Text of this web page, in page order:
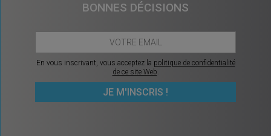
BONNES DÉCISIONS
En vous inscrivant, vous acceptez la politique de confidentialité
de ce site Web.